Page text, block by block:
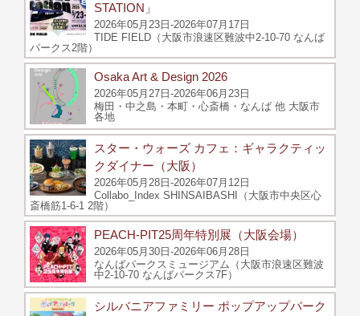
STATION」
2026年05月23日-2026年07月17日
TIDE FIELD（大阪市浪速区難波中2-10-70 なんば
パークス2階）
Osaka Art & Design 2026
2026年05月27日-2026年06月23日
梅田・中之島・本町・心斎橋・なんば 他 大阪市
各地
スター・ウォーズ カフェ：ギャラクティッ
クダイナー（大阪）
2026年05月28日-2026年07月12日
Collabo_Index SHINSAIBASHI（大阪市中央区心
斎橋筋1-6-1 2階）
PEACH-PIT25周年特別展（大阪会場）
2026年05月30日-2026年06月28日
なんばパークスミュージアム（大阪市浪速区難波
中2-10-70 なんばパークス7F）
シルバニアファミリー ポップアップパーク